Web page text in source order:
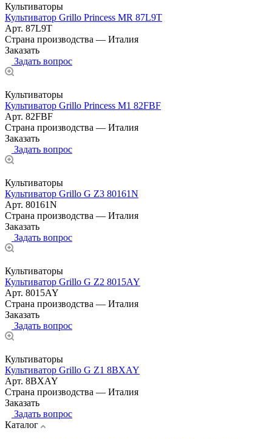
Культиваторы
Культиватор Grillo Princess MR 87L9T
Арт. 87L9T
Страна производства — Италия
Заказать
Задать вопрос
Культиваторы
Культиватор Grillo Princess M1 82FBF
Арт. 82FBF
Страна производства — Италия
Заказать
Задать вопрос
Культиваторы
Культиватор Grillo G Z3 80161N
Арт. 80161N
Страна производства — Италия
Заказать
Задать вопрос
Культиваторы
Культиватор Grillo G Z2 8015AY
Арт. 8015AY
Страна производства — Италия
Заказать
Задать вопрос
Культиваторы
Культиватор Grillo G Z1 8BXAY
Арт. 8BXAY
Страна производства — Италия
Заказать
Задать вопрос
Каталог